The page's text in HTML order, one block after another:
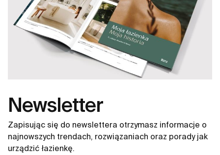
Newsletter
Zapisując się do newslettera otrzymasz informacje o
najnowszych trendach, rozwiązaniach oraz porady jak
urządzić łazienkę.